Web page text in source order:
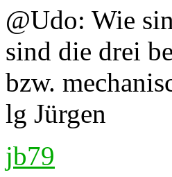
@Udo: Wie
sind die drei
bzw.
lg Jürgen
jb79